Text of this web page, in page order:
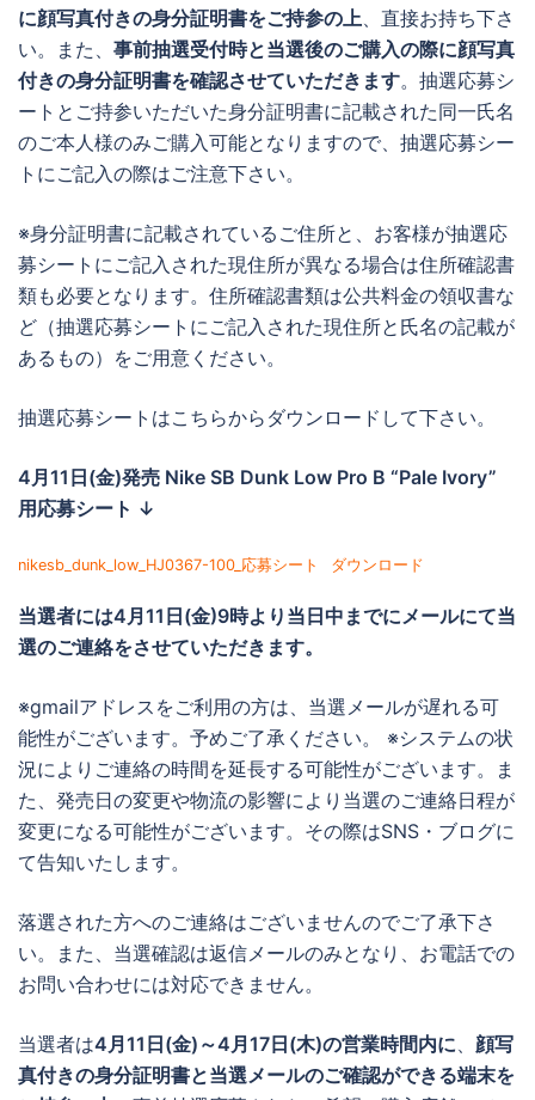
に顔写真付きの身分証明書をご持参の上 、直接お持ち下さ
い。また、 事前抽選受付時と当選後のご購入の際に顔写真
付きの身分証明書を確認させていただきます。抽選応募シ
ートとご持参いただいた身分証明書に記載された同一氏名
のご本人様のみご購入可能となりますので、抽選応募シー
トにご記入の際はご注意下さい。
※身分証明書に記載されているご住所と、お客様が抽選応
募シートにご記入された現住所が異なる場合は住所確認書
類も必要となります。住所確認書類は公共料金の領収書な
ど（抽選応募シートにご記入された現住所と氏名の記載が
あるもの）をご用意ください。
抽選応募シートはこちらからダウンロードして下さい。
4月11日(金)発売 Nike SB Dunk Low Pro B “Pale Ivory”
用応募シート ↓
nikesb_dunk_low_HJ0367-100_応募シート ダウンロード
当選者には4月11日(金)9時より当日中までに メールにて当
選のご連絡をさせていただきます。
※gmailアドレスをご利用の方は、当選メールが遅れる可
能性がございます。予めご了承ください。 ※システムの状
況によりご連絡の時間を延長する可能性がございます。ま
た、発売日の変更や物流の影響により当選のご連絡日程が
変更になる可能性がございます。その際はSNS・ブログに
て告知いたします。
落選された方へのご連絡はございませんのでご了承下さ
い。また、当選確認は返信メールのみとなり、お電話での
お問い合わせには対応できません。
当選者は4月11日(金)～4月17日(木)の営業時間内に
顔写
真付きの身分証明書と当選メールのご確認ができる端末を